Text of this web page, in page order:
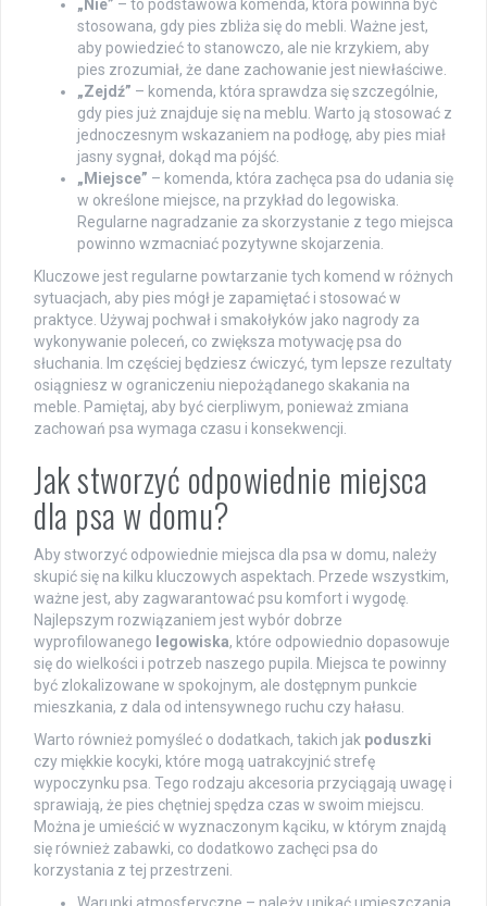
„Nie” – to podstawowa komenda, która powinna być
stosowana, gdy pies zbliża się do mebli. Ważne jest,
aby powiedzieć to stanowczo, ale nie krzykiem, aby
pies zrozumiał, że dane zachowanie jest niewłaściwe.
„Zejdź” – komenda, która sprawdza się szczególnie,
gdy pies już znajduje się na meblu. Warto ją stosować z
jednoczesnym wskazaniem na podłogę, aby pies miał
jasny sygnał, dokąd ma pójść.
„Miejsce” – komenda, która zachęca psa do udania się
w określone miejsce, na przykład do legowiska.
Regularne nagradzanie za skorzystanie z tego miejsca
powinno wzmacniać pozytywne skojarzenia.
Kluczowe jest regularne powtarzanie tych komend w różnych
sytuacjach, aby pies mógł je zapamiętać i stosować w
praktyce. Używaj pochwał i smakołyków jako nagrody za
wykonywanie poleceń, co zwiększa motywację psa do
słuchania. Im częściej będziesz ćwiczyć, tym lepsze rezultaty
osiągniesz w ograniczeniu niepożądanego skakania na
meble. Pamiętaj, aby być cierpliwym, ponieważ zmiana
zachowań psa wymaga czasu i konsekwencji.
Jak stworzyć odpowiednie miejsca
dla psa w domu?
Aby stworzyć odpowiednie miejsca dla psa w domu, należy
skupić się na kilku kluczowych aspektach. Przede wszystkim,
ważne jest, aby zagwarantować psu komfort i wygodę.
Najlepszym rozwiązaniem jest wybór dobrze
wyprofilowanego legowiska, które odpowiednio dopasowuje
się do wielkości i potrzeb naszego pupila. Miejsca te powinny
być zlokalizowane w spokojnym, ale dostępnym punkcie
mieszkania, z dala od intensywnego ruchu czy hałasu.
Warto również pomyśleć o dodatkach, takich jak poduszki
czy miękkie kocyki, które mogą uatrakcyjnić strefę
wypoczynku psa. Tego rodzaju akcesoria przyciągają uwagę i
sprawiają, że pies chętniej spędza czas w swoim miejscu.
Można je umieścić w wyznaczonym kąciku, w którym znajdą
się również zabawki, co dodatkowo zachęci psa do
korzystania z tej przestrzeni.
Warunki atmosferyczne – należy unikać umieszczania